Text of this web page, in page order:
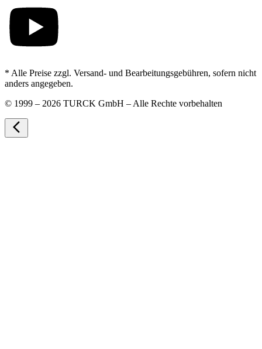
* Alle Preise zzgl. Versand- und Bearbeitungsgebühren, sofern nicht
anders angegeben.
© 1999 – 2026 TURCK GmbH – Alle Rechte vorbehalten
arrow_back_ios_new